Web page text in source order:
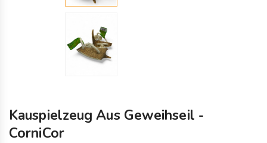
Kauspielzeug Aus Geweihseil -
CorniCor